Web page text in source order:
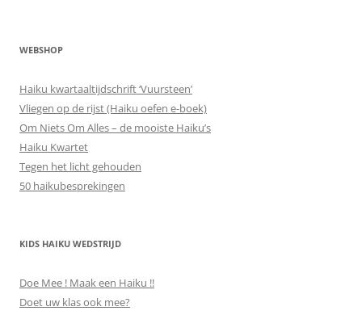
WEBSHOP
Haiku kwartaaltijdschrift ‘Vuursteen’
Vliegen op de rijst (Haiku oefen e-boek)
Om Niets Om Alles – de mooiste Haiku’s
Haiku Kwartet
Tegen het licht gehouden
50 haikubesprekingen
KIDS HAIKU WEDSTRIJD
Doe Mee ! Maak een Haiku !!
Doet uw klas ook mee?